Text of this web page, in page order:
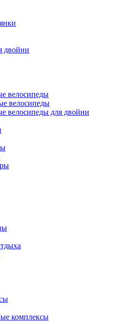
двойни
велосипеды
велосипеды
велосипеды для двойни
комплексы